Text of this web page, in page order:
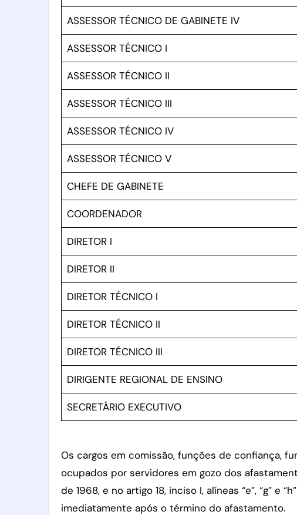
ASSESSOR TÉCNICO DE GABINETE IV
ASSESSOR TÉCNICO I
ASSESSOR TÉCNICO II
ASSESSOR TÉCNICO III
ASSESSOR TÉCNICO IV
ASSESSOR TÉCNICO V
CHEFE DE GABINETE
COORDENADOR
DIRETOR I
DIRETOR II
DIRETOR TÉCNICO I
DIRETOR TÉCNICO II
DIRETOR TÉCNICO III
DIRIGENTE REGIONAL DE ENSINO
SECRETÁRIO EXECUTIVO
Os cargos em comissão, funções de confiança,
ocupados por servidores em gozo dos
de 1968, e no artigo 18, inciso I, alíneas “e”, “g” e
imediatamente após o término do afastamento.